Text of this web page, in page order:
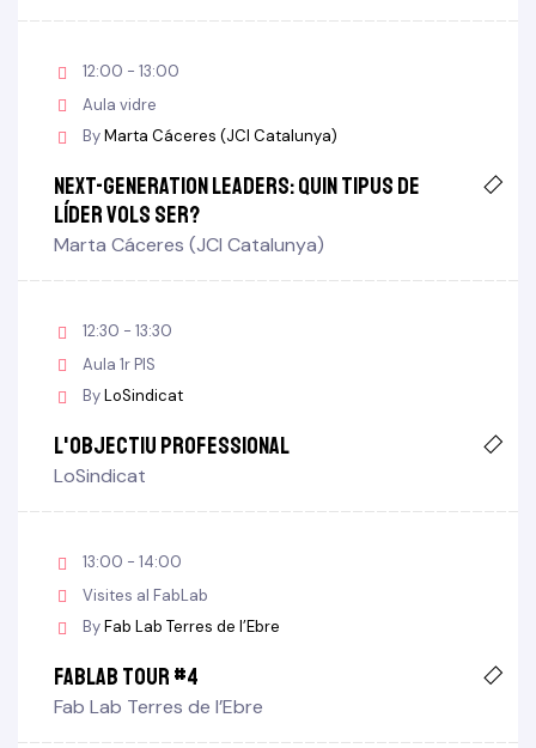
12:00 - 13:00
Aula vidre
ByMarta Cáceres (JCI Catalunya)
Next-Generation Leaders: quin tipus de
líder vols ser?
Marta Cáceres (JCI Catalunya)
12:30 - 13:30
Aula 1r PIS
ByLoSindicat
L'objectiu professional
LoSindicat
13:00 - 14:00
Visites al FabLab
ByFab Lab Terres de l’Ebre
FabLab TOUR #4
Fab Lab Terres de l’Ebre